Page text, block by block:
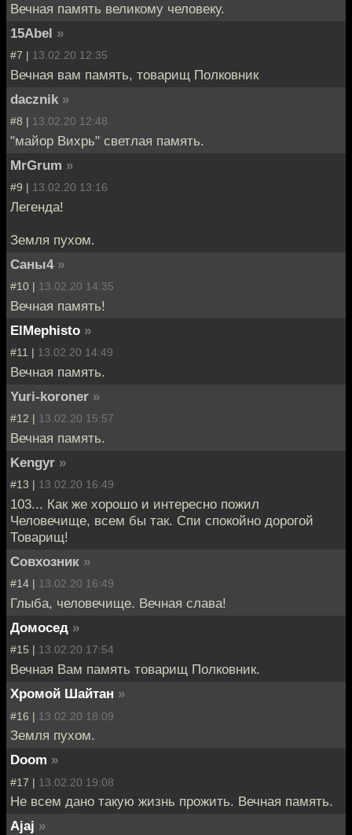
Вечная память великому человеку.
15Abel »
#7 | 13.02.20 12:35
Вечная вам память, товарищ Полковник
dacznik »
#8 | 13.02.20 12:48
"майор Вихрь" светлая память.
MrGrum »
#9 | 13.02.20 13:16
Легенда!
Земля пухом.
Саны4 »
#10 | 13.02.20 14:35
Вечная память!
ElMephisto »
#11 | 13.02.20 14:49
Вечная память.
Yuri-koroner »
#12 | 13.02.20 15:57
Вечная память.
Kengyr »
#13 | 13.02.20 16:49
103... Как же хорошо и интересно пожил
Человечище, всем бы так. Спи спокойно дорогой
Товарищ!
Совхозник »
#14 | 13.02.20 16:49
Глыба, человечище. Вечная слава!
Домосед »
#15 | 13.02.20 17:54
Вечная Вам память товарищ Полковник.
Хромой Шайтан »
#16 | 13.02.20 18:09
Земля пухом.
Doom »
#17 | 13.02.20 19:08
Не всем дано такую жизнь прожить. Вечная память.
Ajaj »